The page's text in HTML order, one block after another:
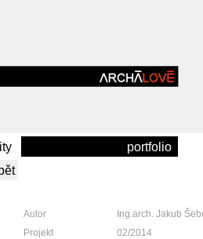
portfolio
Autor
Ing.arch. Jakub
Projekt
02/2014